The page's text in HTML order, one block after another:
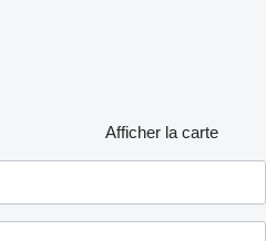
Afficher la carte